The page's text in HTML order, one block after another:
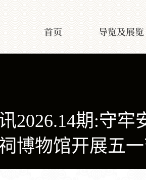
首页 导览及展览
2026.14期:守
博物馆开展五